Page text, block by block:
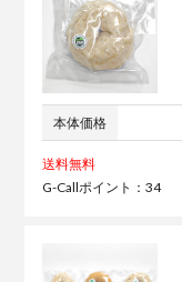
本体価格
送料無料
G-Callポイント：34